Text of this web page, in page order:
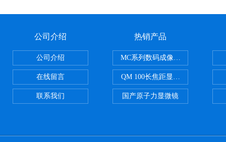
公司介绍
公司介绍
在线留言
联系我们
热销产品
MC系列数码成像系统
QM 100长焦距显微镜
国产原子力显微镜